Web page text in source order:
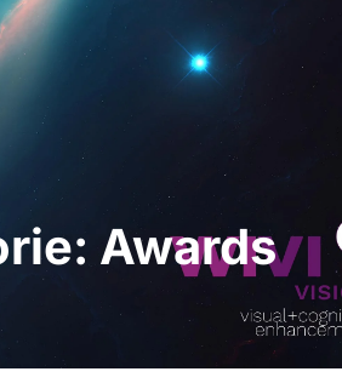
Demo anfordern
Awards